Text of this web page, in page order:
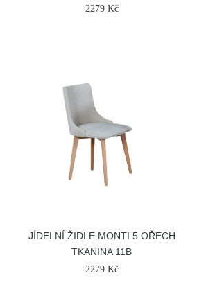
2279 Kč
JÍDELNÍ ŽIDLE MONTI 5 OŘECH
TKANINA 11B
2279 Kč